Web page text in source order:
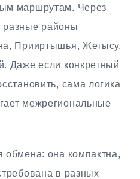
маршрутам. Через
разные районы
Прииртышья, Жетысу,
Даже если конкретный
сама логика
межрегиональные
обмена: она компактна,
в разных